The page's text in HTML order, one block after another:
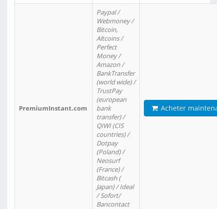
PremiumInstant.com
Paypal /
Webmoney /
Bitcoin,
Altcoins /
Perfect
Money /
Amazon /
BankTransfer
(world wide) /
TrustPay
(european
bank
transfer) /
QIWI (CIS
countries) /
Dotpay
(Poland) /
Neosurf
(France) /
Bitcash (
Japan) / Ideal
/ Sofort/
Bancontact
Acheter